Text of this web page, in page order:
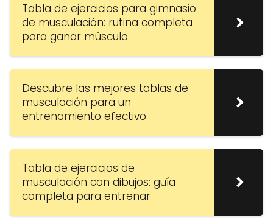
Tabla de ejercicios para gimnasio
de musculación: rutina completa
para ganar músculo
Descubre las mejores tablas de
musculación para un
entrenamiento efectivo
Tabla de ejercicios de
musculación con dibujos: guía
completa para entrenar